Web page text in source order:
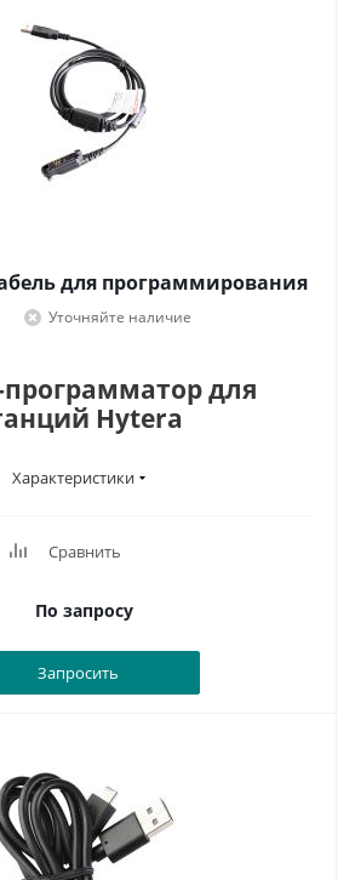
для программирования
Уточняйте наличие
программатор для
Hytera
Характеристики
Сравнить
По запросу
Запросить